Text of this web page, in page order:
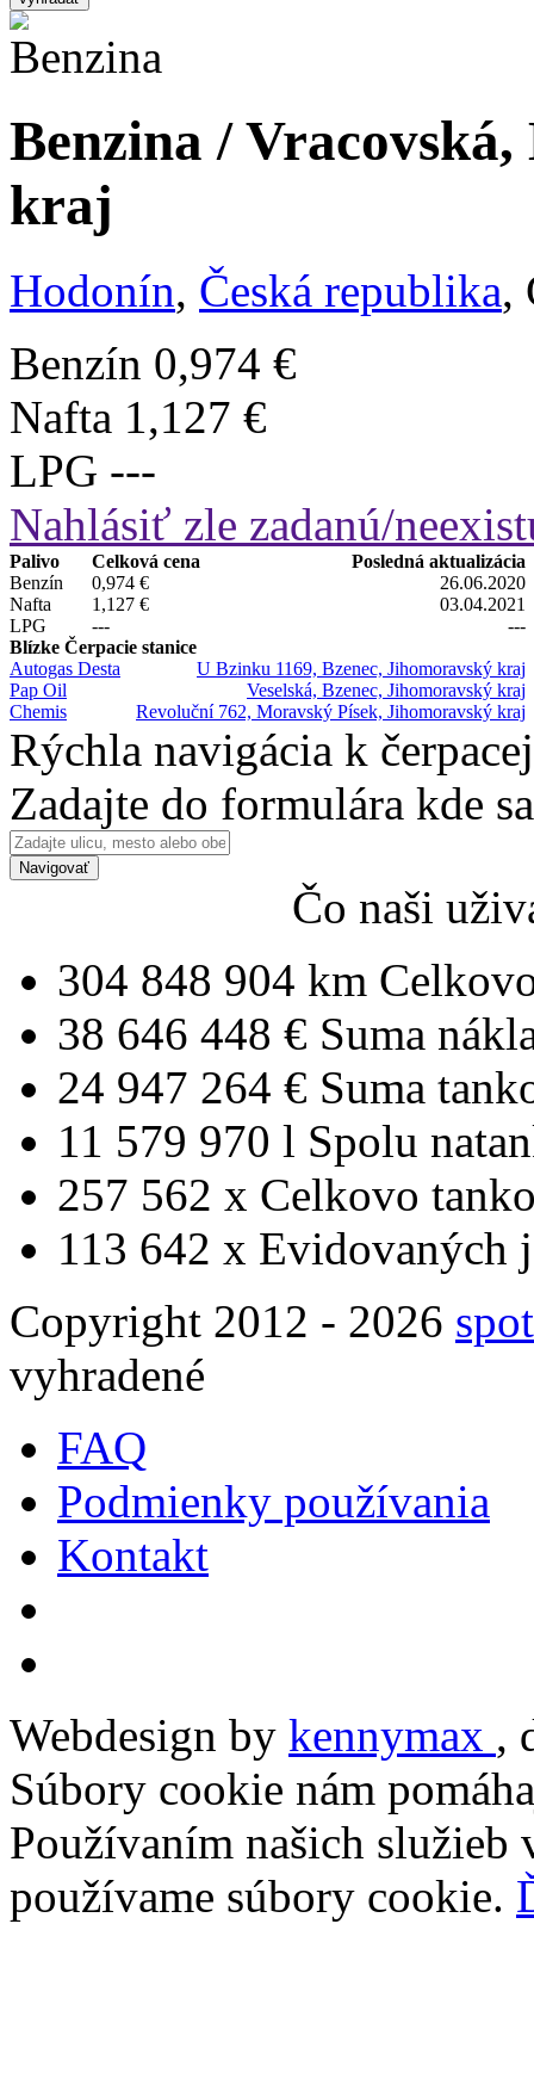
Benzina /
kraj
Hodonín, Česká republika,
Benzín 0,974 €
Nafta 1,127 €
LPG ---
Nahlásiť zle zadanú/
Palivo Celková cena
Posledná aktualizácia
Benzín
0,974 €
26.06.2020
Nafta
1,127 €
03.04.2021
LPG
---
---
Blízke Čerpacie stanice
Autogas Desta
U Bzinku 1169, Bzenec, Jihomoravský kraj
Pap Oil
Veselská, Bzenec, Jihomoravský kraj
Chemis
Revoluční 762, Moravský Písek, Jihomoravský kraj
Rýchla navigácia k
Zadajte do formulára kde
Navigovať
Čo naši
304 848 904 km
38 646 448 € Suma
24 947 264 € Suma
11 579 970 l Spolu
257 562 x Celkovo
113 642 x Evidovaných
Copyright 2012 - 2026
vyhradené
FAQ
Podmienky používania
Kontakt
Webdesign by kennymax ,
Súbory cookie nám
Používaním našich služieb
používame súbory cookie.